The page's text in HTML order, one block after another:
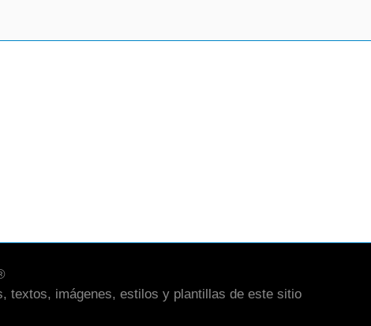
textos, imágenes, estilos y plantillas de este sitio